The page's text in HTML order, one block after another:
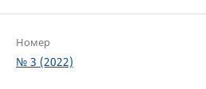
Номер
№ 3 (2022)